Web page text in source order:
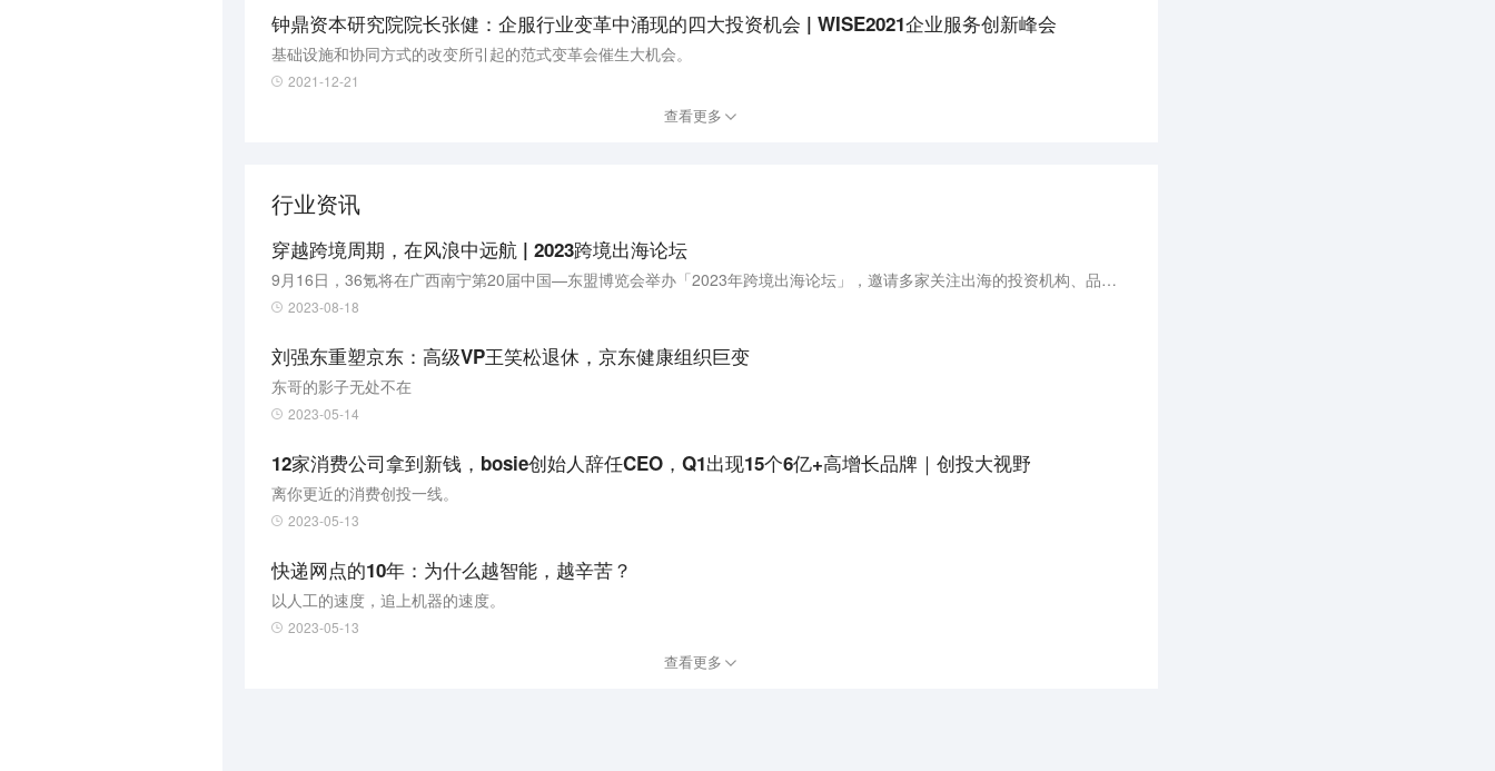
钟鼎资本研究院院长张健：企服行业变革中涌现的四大投资机会 | WISE2021企业服务创新峰会
基础设施和协同方式的改变所引起的范式变革会催生大机会。
2021-12-21
查看更多
行业资讯
穿越跨境周期，在风浪中远航 | 2023跨境出海论坛
9月16日，36氪将在广西南宁第20届中国—东盟博览会举办「2023年跨境出海论坛」，邀请多家关注出海的投资机构、品牌方及服务商高管共聚现场，捕捉未来趋势，分享掘金新机遇。
2023-08-18
刘强东重塑京东：高级VP王笑松退休，京东健康组织巨变
东哥的影子无处不在
2023-05-14
12家消费公司拿到新钱，bosie创始人辞任CEO，Q1出现15个6亿+高增长品牌｜创投大视野
离你更近的消费创投一线。
2023-05-13
快递网点的10年：为什么越智能，越辛苦？
以人工的速度，追上机器的速度。
2023-05-13
查看更多